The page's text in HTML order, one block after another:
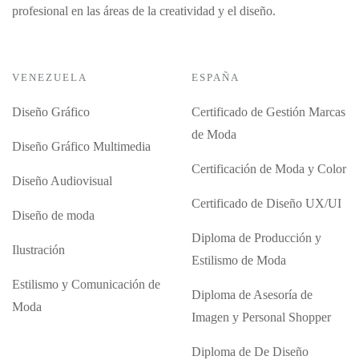
profesional en las áreas de la creatividad y el diseño.
VENEZUELA
Diseño Gráfico
Diseño Gráfico Multimedia
Diseño Audiovisual
Diseño de moda
Ilustración
Estilismo y Comunicación de
Moda
ESPAÑA
Certificado de Gestión Marcas
de Moda
Certificación de Moda y Color
Certificado de Diseño UX/UI
Diploma de Producción y
Estilismo de Moda
Diploma de Asesoría de
Imagen y Personal Shopper
Diploma de De Diseño